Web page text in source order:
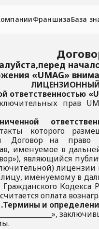
ФраншизаБаза
«UMAG»
ответственностью
прав
которого
Договор на право
именуемое в
являющийся
именуемому в
Гражданского
оплата
и